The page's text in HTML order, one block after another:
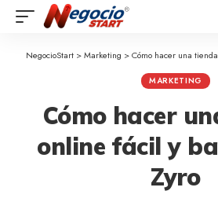
NegocioStart >Marketing >Cómo hacer una
MARKETING
Cómo hacer
online fácil y
Zyro